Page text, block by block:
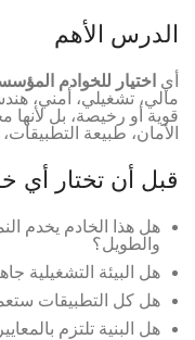
الدرس الأهم
أي اختيار للخوادم
مالي، تشغيلي، أمني،
قوية أو رخيصة، بل لأنها
الأمان، طبيعة
قبل أن تختار أي
هل هذا الخادم يخدم
والطويل؟
هل البيئة التشغيلية
هل كل التطبيقات
هل البنية تلتزم